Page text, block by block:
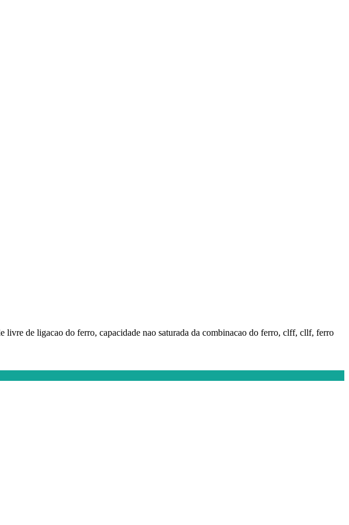
de ligacao do ferro, capacidade nao saturada da combinacao do ferro, clff, cllf, ferro